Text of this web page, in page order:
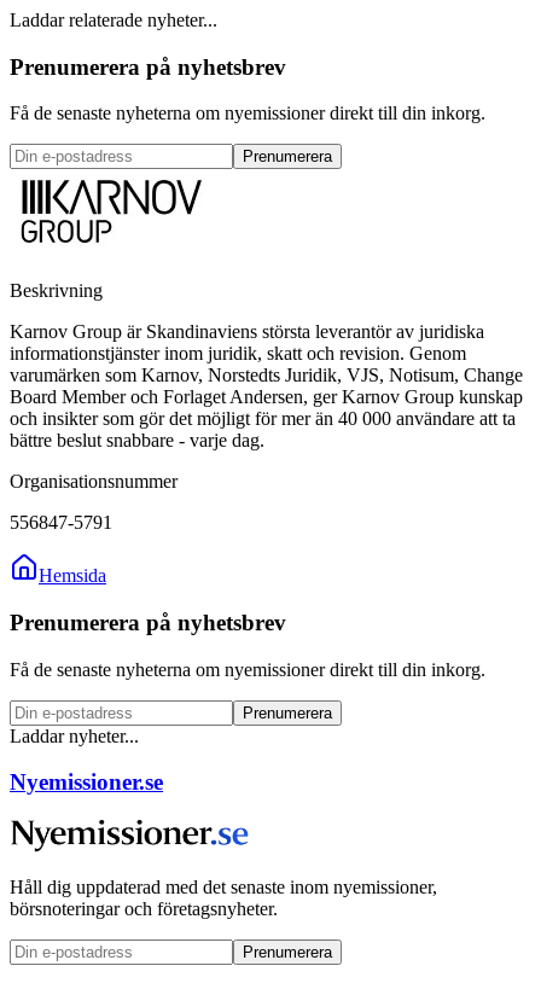
Laddar relaterade nyheter...
Prenumerera på nyhetsbrev
Få de senaste nyheterna om nyemissioner direkt till din inkorg.
Prenumerera
Beskrivning
Karnov Group är Skandinaviens största leverantör av juridiska
informationstjänster inom juridik, skatt och revision. Genom
varumärken som Karnov, Norstedts Juridik, VJS, Notisum, Change
Board Member och Forlaget Andersen, ger Karnov Group kunskap
och insikter som gör det möjligt för mer än 40 000 användare att ta
bättre beslut snabbare - varje dag.
Organisationsnummer
556847-5791
Hemsida
Prenumerera på nyhetsbrev
Få de senaste nyheterna om nyemissioner direkt till din inkorg.
Prenumerera
Laddar nyheter...
Nyemissioner.se
Håll dig uppdaterad med det senaste inom nyemissioner,
börsnoteringar och företagsnyheter.
Prenumerera